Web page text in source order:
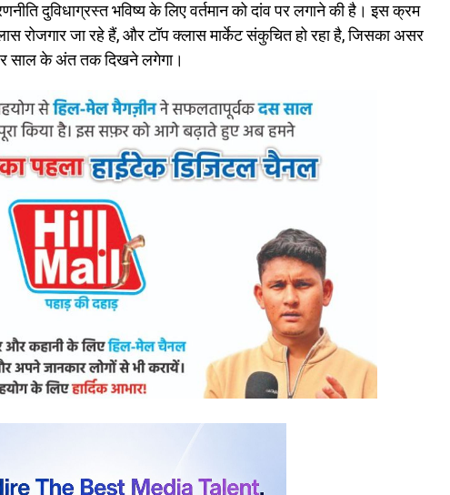
दुविधाग्रस्त भविष्य के लिए वर्तमान को दांव पर लगाने की है। इस क्रम
रोजगार जा रहे हैं, और टॉप क्लास मार्केट संकुचित हो रहा है, जिसका असर
साल के अंत तक दिखने लगेगा।